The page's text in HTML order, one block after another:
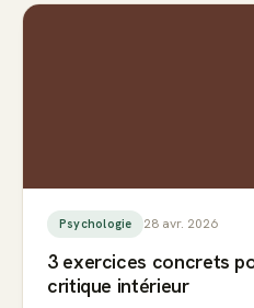
Psychologie 28 avr. 2026
3 exercices concrets
critique intérieur